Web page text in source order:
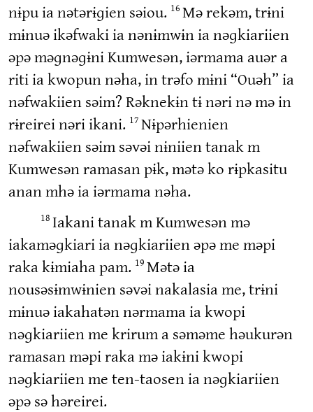
nɨpu ia nətərɨɡien səiou. 16 Mə rekəm, trɨni
mɨnuə ikəfwaki ia nənɨmwɨn ia nəɡkiariien
əpə məɡnəɡɨni Kumwesən, iərmama auər a
riti ia kwopun nəha, in trəfo mɨni “Ouəh” ia
nəfwakiien səim? Rəknekɨn tɨ nəri nə mə in
rɨreirei nəri ikani. 17 Nɨpərhienien
nəfwakiien səim səvəi nɨniien tanak m
Kumwesən ramasan pɨk, mətə ko rɨpkasitu
anan mhə ia iərmama nəha.
18 Iakani tanak m Kumwesən mə
iakaməɡkiari ia nəɡkiariien əpə me məpi
raka kɨmiaha pam. 19 Mətə ia
nousəsɨmwɨnien səvəi nakalasia me, trɨni
mɨnuə iakahatən nərmama ia kwopi
nəɡkiariien me krirum a səməme həukurən
ramasan məpi raka mə iakɨni kwopi
nəɡkiariien me ten-taosen ia nəɡkiariien
əpə sə həreirei.